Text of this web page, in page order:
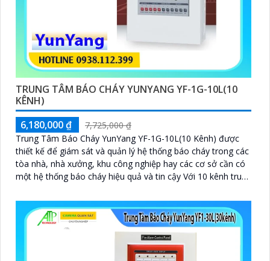
TRUNG TÂM BÁO CHÁY YUNYANG YF-1G-10L(10
KÊNH)
6,180,000 ₫
7,725,000 ₫
Trung Tâm Báo Cháy YunYang YF-1G-10L(10 Kênh) được
thiết kế để giám sát và quản lý hệ thống báo cháy trong các
tòa nhà, nhà xưởng, khu công nghiệp hay các cơ sở cần có
một hệ thống báo cháy hiệu quả và tin cậy Với 10 kênh trung
báo cháy từ nhiều khu vực khác nhau muốn đảm bảo sự an
toàn tối đa cho con người và tài sản.